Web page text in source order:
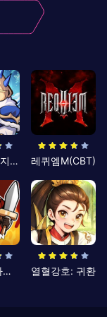
킹방치: 빵지의 제왕 레퀴엠M(CBT)
뮤: 포켓 나이츠 열혈강호: 귀환